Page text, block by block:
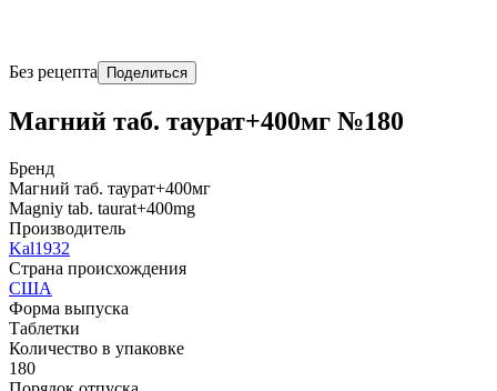
Без рецепта Поделиться
Магний таб. таурат+400мг №180
Бренд
Магний таб. таурат+400мг
Magniy tab. taurat+400mg
Производитель
Kal1932
Страна происхождения
США
Форма выпуска
Таблетки
Количество в упаковке
180